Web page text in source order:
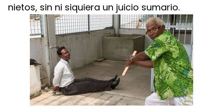
nietos, sin ni siquiera un juicio sumario.